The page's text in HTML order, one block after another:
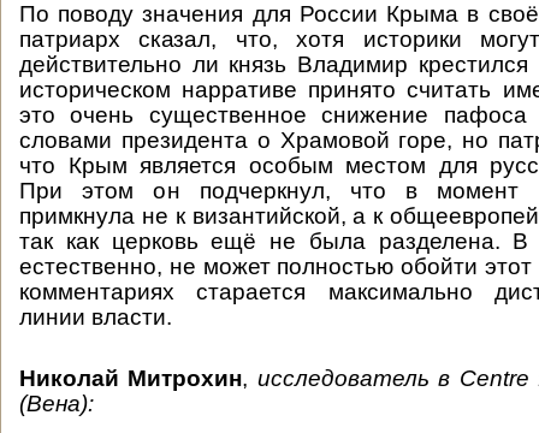
По поводу значения для России Крыма в
патриарх сказал, что, хотя историки
действительно ли князь Владимир
историческом нарративе принято считать
это очень существенное снижение
словами президента о Храмовой горе, но
что Крым является особым местом для
При этом он подчеркнул, что в момент
примкнула не к византийской, а к
так как церковь ещё не была разделена. В
естественно, не может полностью обойти
комментариях старается максимально
линии власти.
Николай Митрохин, исследователь в Centre
(Вена):